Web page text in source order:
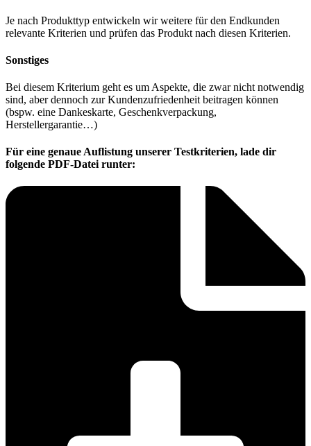
Je nach Produkttyp entwickeln wir weitere für den Endkunden
relevante Kriterien und prüfen das Produkt nach diesen Kriterien.
Sonstiges
Bei diesem Kriterium geht es um Aspekte, die zwar nicht notwendig
sind, aber dennoch zur Kundenzufriedenheit beitragen können
(bspw. eine Dankeskarte, Geschenkverpackung,
Herstellergarantie…)
Für eine genaue Auflistung unserer Testkriterien, lade dir
folgende PDF-Datei runter: